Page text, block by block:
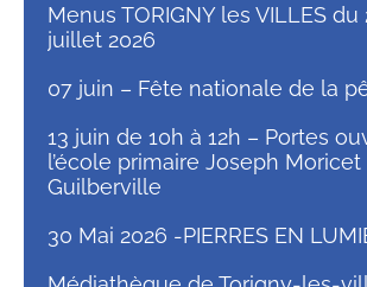
Menus TORIGNY les VILLES du
juillet 2026
07 juin – Fête nationale de la
13 juin de 10h à 12h – Portes
l’école primaire Joseph Moricet
Guilberville
30 Mai 2026 -PIERRES EN